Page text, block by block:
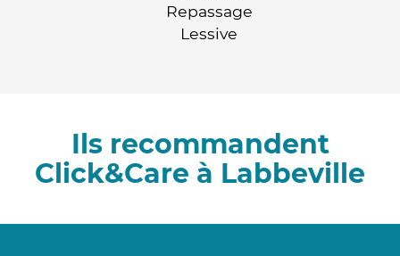
Repassage
Lessive
Ils recommandent
Click&Care à Labbeville